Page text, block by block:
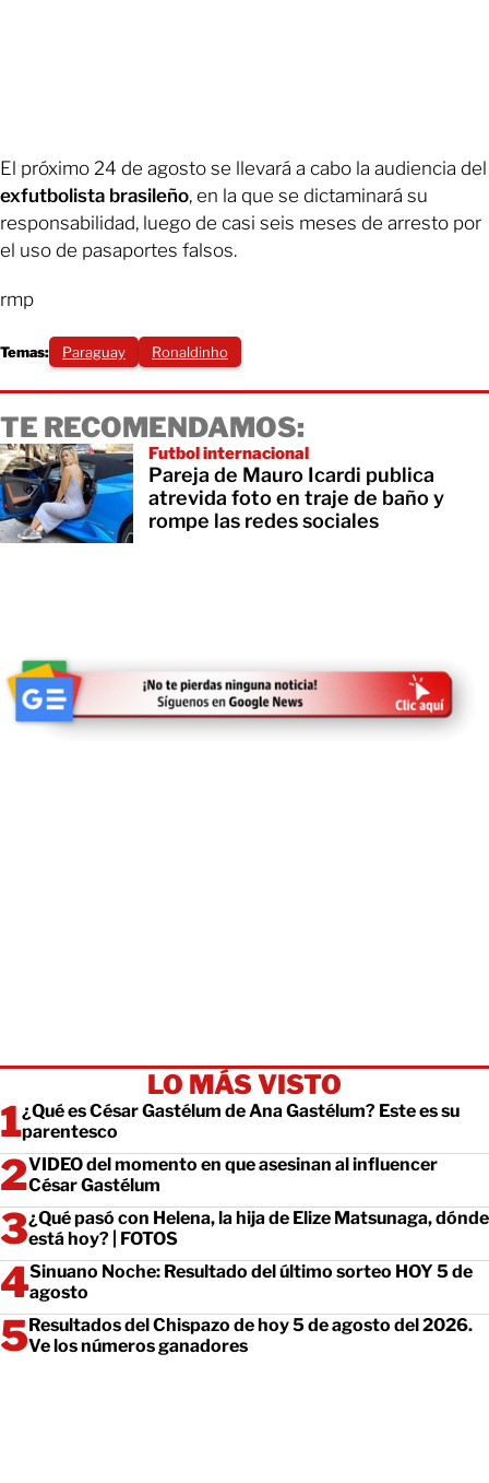
El próximo 24 de agosto se llevará a cabo la audiencia del
exfutbolista brasileño, en la que se dictaminará su
responsabilidad, luego de casi seis meses de arresto por
el uso de pasaportes falsos.
rmp
Temas: Paraguay Ronaldinho
TE RECOMENDAMOS:
Futbol internacional
Pareja de Mauro Icardi publica
atrevida foto en traje de baño y
rompe las redes sociales
LO MÁS VISTO
¿Qué es César Gastélum de Ana Gastélum? Este es su
parentesco
VIDEO del momento en que asesinan al influencer
César Gastélum
¿Qué pasó con Helena, la hija de Elize Matsunaga, dónde
está hoy? | FOTOS
Sinuano Noche: Resultado del último sorteo HOY 5 de
agosto
Resultados del Chispazo de hoy 5 de agosto del 2026.
Ve los números ganadores